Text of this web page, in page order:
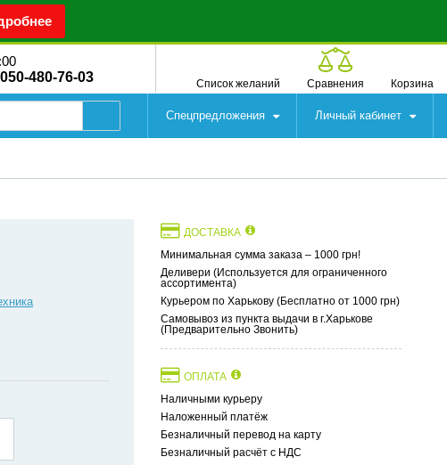
050-480-76-03 Список желаний Сравнения Корзина
Спецпредложения Личный кабинет
ДОСТАВКА
Минимальная сумма заказа – 1000 грн!
Деливери (Используется для ограниченного
ассортимента)
Курьером по Харькову (Бесплатно от 1000 грн)
Самовывоз из пункта выдачи в г.Харькове
(Предварительно Звонить)
ОПЛАТА
Наличными курьеру
Наложенный платёж
Безналичный перевод на карту
Безналичный расчёт с НДС